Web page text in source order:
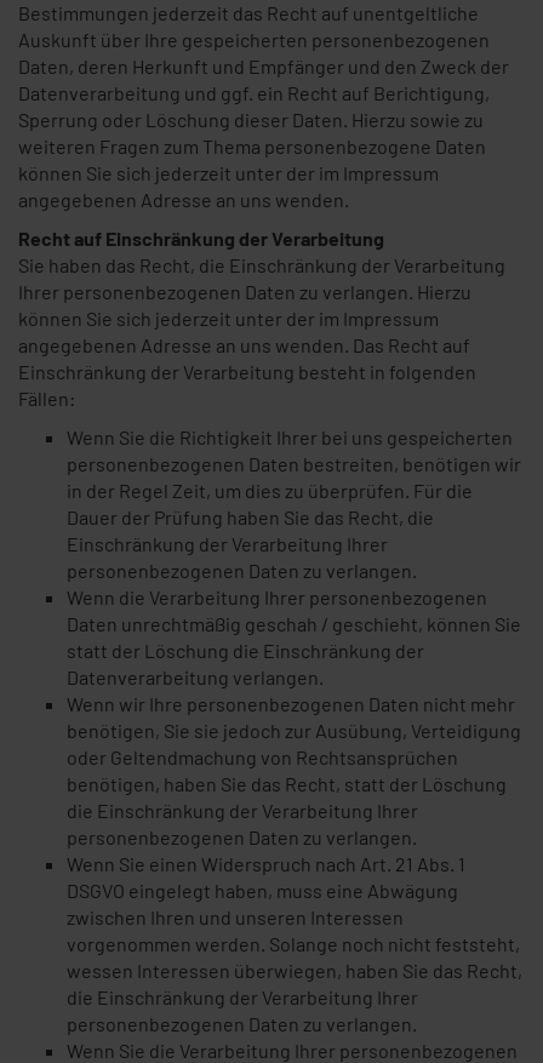
Bestimmungen jederzeit das Recht auf unentgeltliche
Auskunft über Ihre gespeicherten personenbezogenen
Daten, deren Herkunft und Empfänger und den Zweck der
Datenverarbeitung und ggf. ein Recht auf Berichtigung,
Sperrung oder Löschung dieser Daten. Hierzu sowie zu
weiteren Fragen zum Thema personenbezogene Daten
können Sie sich jederzeit unter der im Impressum
angegebenen Adresse an uns wenden.
Recht auf Einschränkung der Verarbeitung
Sie haben das Recht, die Einschränkung der Verarbeitung
Ihrer personenbezogenen Daten zu verlangen. Hierzu
können Sie sich jederzeit unter der im Impressum
angegebenen Adresse an uns wenden. Das Recht auf
Einschränkung der Verarbeitung besteht in folgenden
Fällen:
Wenn Sie die Richtigkeit Ihrer bei uns gespeicherten
personenbezogenen Daten bestreiten, benötigen wir
in der Regel Zeit, um dies zu überprüfen. Für die
Dauer der Prüfung haben Sie das Recht, die
Einschränkung der Verarbeitung Ihrer
personenbezogenen Daten zu verlangen.
Wenn die Verarbeitung Ihrer personenbezogenen
Daten unrechtmäßig geschah / geschieht, können Sie
statt der Löschung die Einschränkung der
Datenverarbeitung verlangen.
Wenn wir Ihre personenbezogenen Daten nicht mehr
benötigen, Sie sie jedoch zur Ausübung, Verteidigung
oder Geltendmachung von Rechtsansprüchen
benötigen, haben Sie das Recht, statt der Löschung
die Einschränkung der Verarbeitung Ihrer
personenbezogenen Daten zu verlangen.
Wenn Sie einen Widerspruch nach Art. 21 Abs. 1
DSGVO eingelegt haben, muss eine Abwägung
zwischen Ihren und unseren Interessen
vorgenommen werden. Solange noch nicht feststeht,
wessen Interessen überwiegen, haben Sie das Recht,
die Einschränkung der Verarbeitung Ihrer
personenbezogenen Daten zu verlangen.
Wenn Sie die Verarbeitung Ihrer personenbezogenen